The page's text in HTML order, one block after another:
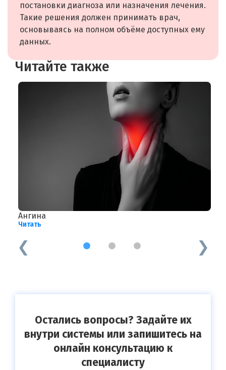
постановки диагноза или назначения лечения.
Такие решения должен принимать врач,
основываясь на полном объёме доступных ему
данных.
Читайте также
Ангина
Читать
1 2 3
Остались вопросы? Задайте их
внутри системы или запишитесь на
онлайн консультацию к
специалисту